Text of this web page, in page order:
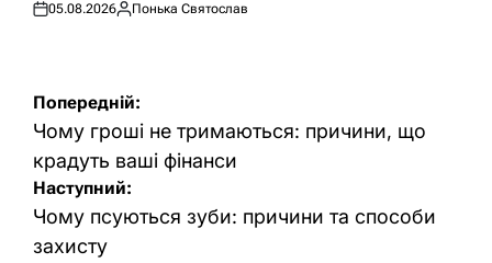
Оприлюднено
05.08.2026
Опубліковано
Понька Святослав
Навігація
записів
Попередній:
Чому гроші не тримаються: причини, що
крадуть ваші фінанси
Наступний:
Чому псуються зуби: причини та способи
захисту